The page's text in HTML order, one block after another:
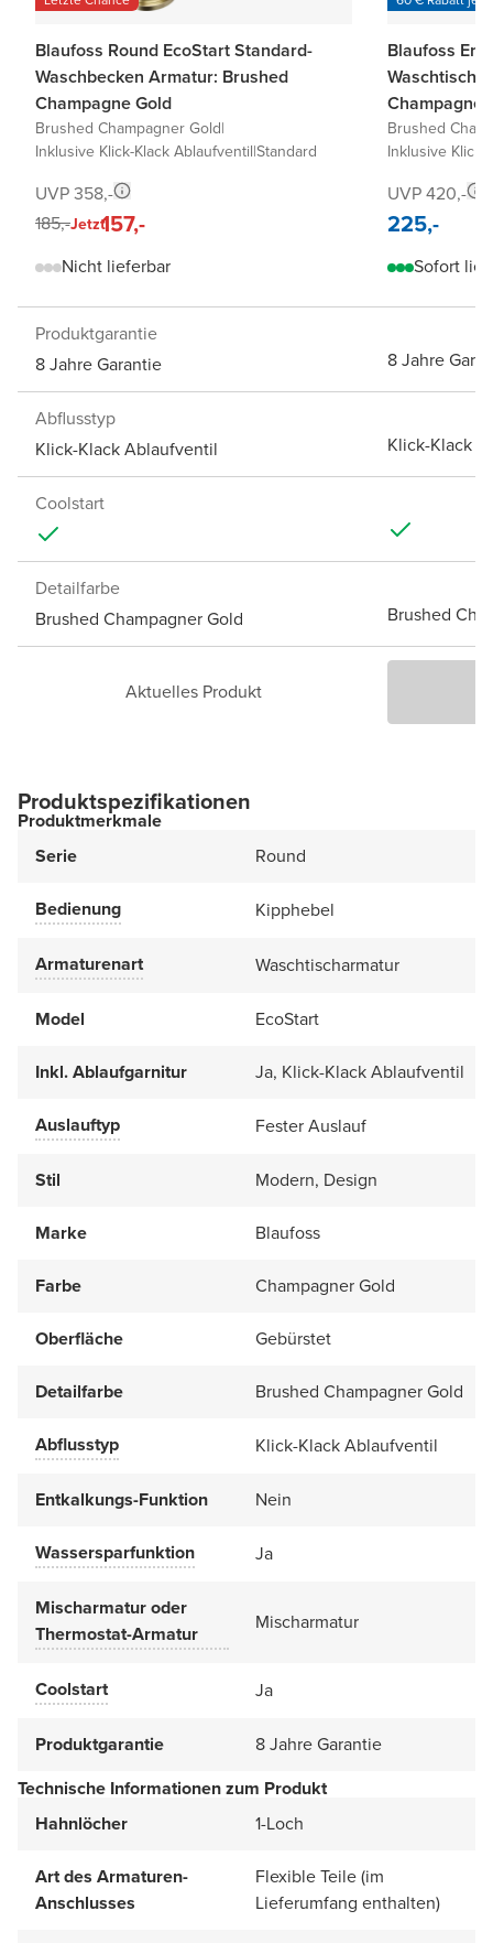
Blaufoss Round EcoStart Standard-
Waschbecken Armatur: Brushed
Champagne Gold
Brushed Champagner Gold|
Inklusive Klick-Klack Ablaufventil|Standard
UVP 358,-
185,-Jetzt157,-
Nicht lieferbar
Blaufoss
Champagne
Brushed
Inklusive
UVP 420,-
225,-
Sofort
Produktgarantie
8 Jahre Garantie
8 Jahre
Abflusstyp
Klick-Klack Ablaufventil
Klick-Klack
Coolstart
Detailfarbe
Brushed Champagner Gold
Brushed
Aktuelles Produkt
Produktspezifikationen
Produktmerkmale
Serie
Round
Bedienung Kipphebel
Armaturenart Waschtischarmatur
Model EcoStart
Inkl. Ablaufgarnitur Ja, Klick-Klack Ablaufventil
Auslauftyp Fester Auslauf
Stil Modern, Design
Marke Blaufoss
Farbe Champagner Gold
Oberfläche Gebürstet
Detailfarbe Brushed Champagner Gold
Abflusstyp Klick-Klack Ablaufventil
Entkalkungs-Funktion Nein
Wassersparfunktion Ja
Mischarmatur oder
Thermostat-Armatur
Mischarmatur
Coolstart Ja
Produktgarantie
8 Jahre Garantie
Technische Informationen zum Produkt
Hahnlöcher
1-Loch
Art des Armaturen-
Anschlusses
Flexible Teile (im
Lieferumfang enthalten)